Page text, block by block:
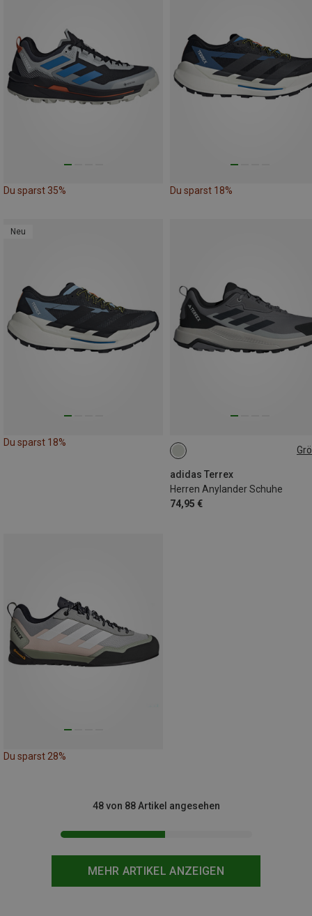
Du sparst 35% Du sparst 18%
Neu
Du sparst 18%
adidas Terrex
Herren Anylander Schuhe
74,95 €
44
Du sparst 28%
MEHR ARTIKEL ANZEIGEN
48 von 88 Artikel angesehen